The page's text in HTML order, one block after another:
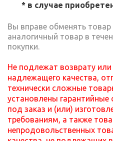
* в случае
Вы вправе обменять
аналогичный товар в
покупки.
Не подлежат возврату
надлежащего качества,
технически сложные
установлены гарантийные
под заказ и (или)
требованиям, а также
непродовольственных